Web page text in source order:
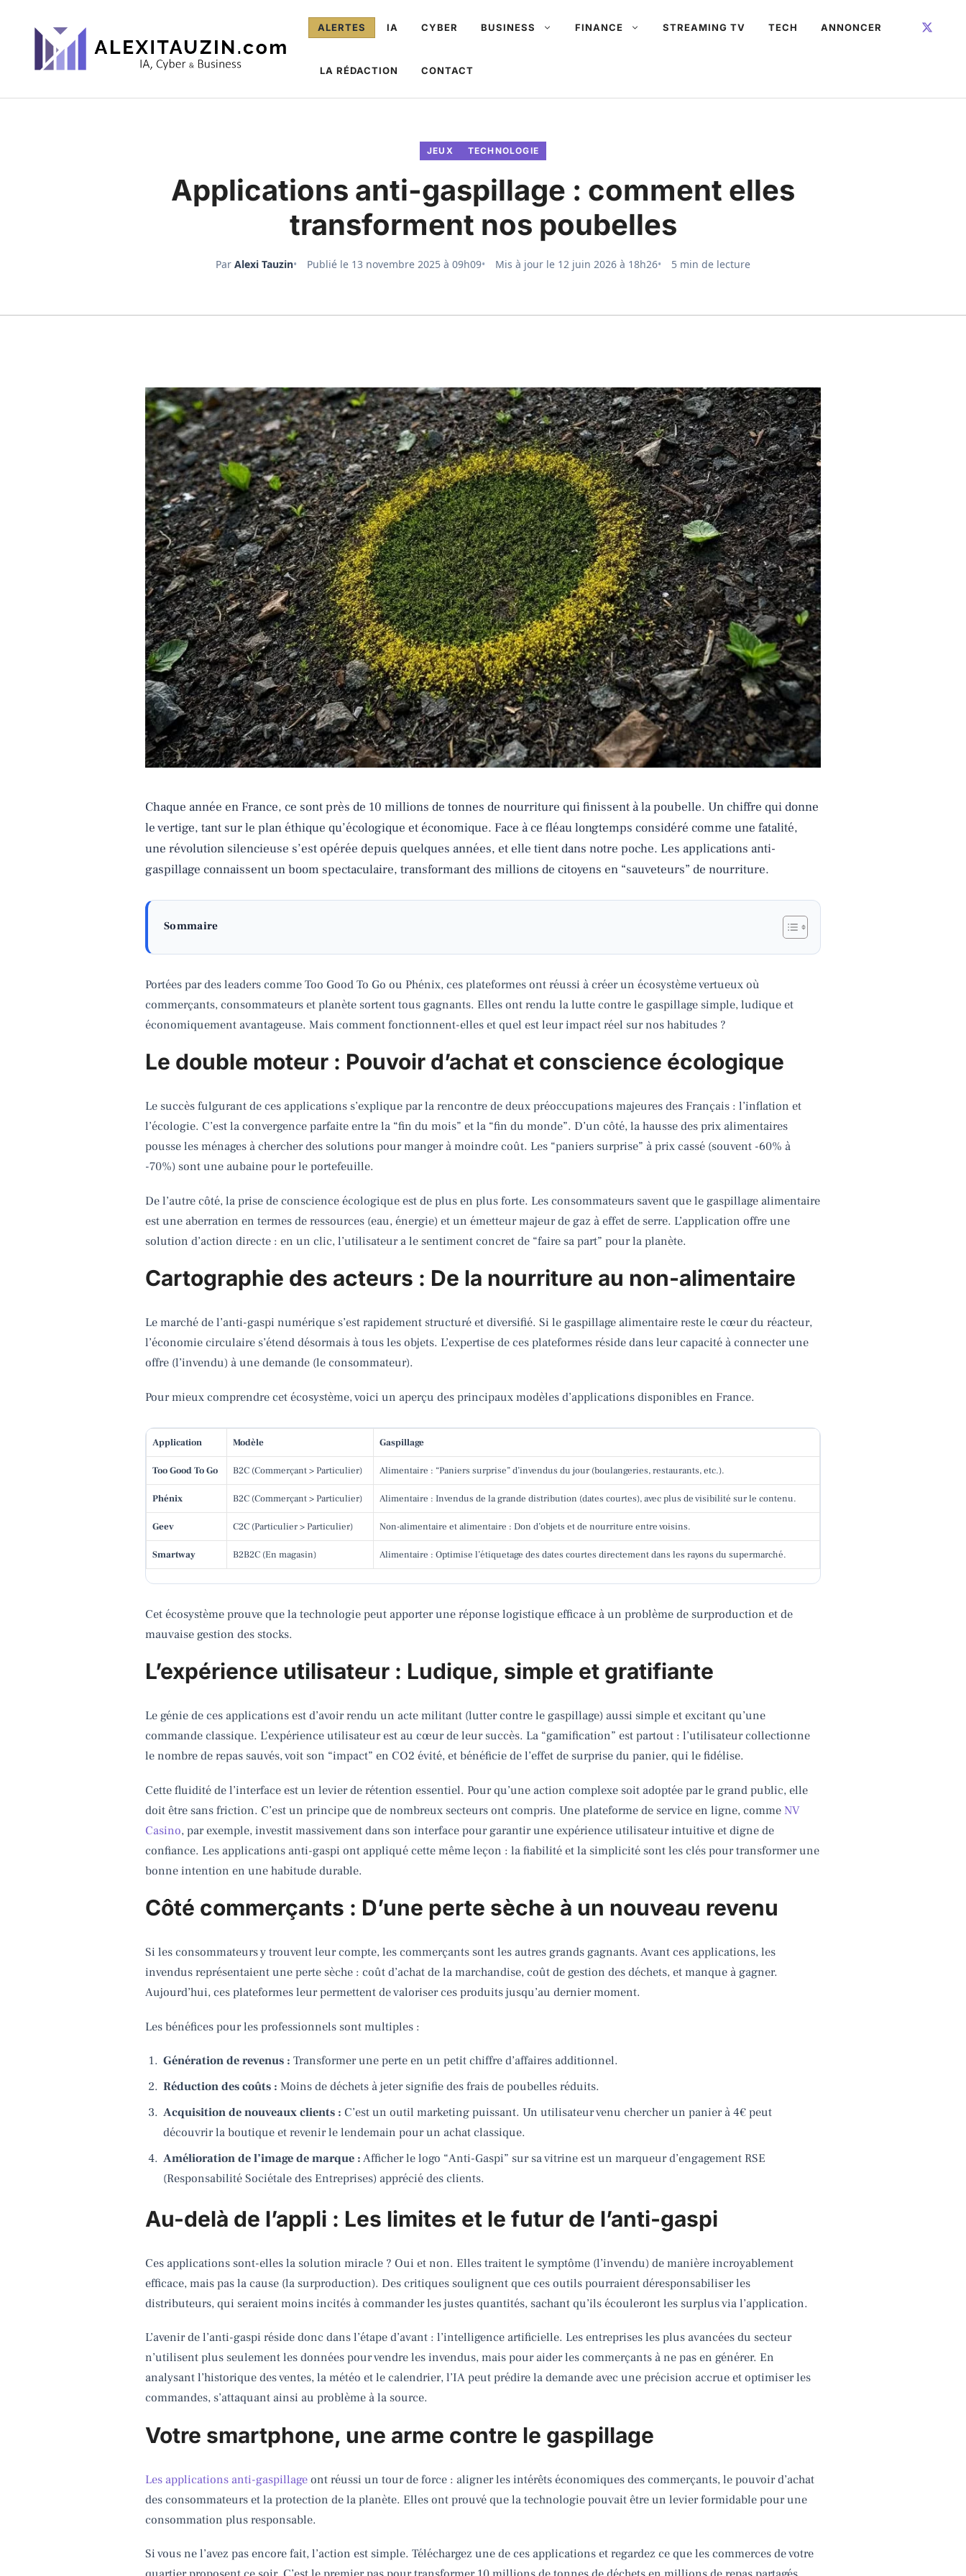
contenu
ALERTES IA CYBER BUSINESS FINANCE STREAMING TV TECH ANNONCER
LA RÉDACTION CONTACT
JEUX TECHNOLOGIE
Applications anti-gaspillage : comment elles
transforment nos poubelles
Par Alexi Tauzin Publié le 13 novembre 2025 à 09h09 Mis à jour le 12 juin 2026 à 18h26 5 min de lecture
Chaque année en France, ce sont près de 10 millions de tonnes de nourriture qui finissent à la poubelle. Un chiffre qui donne
le vertige, tant sur le plan éthique qu’écologique et économique. Face à ce fléau longtemps considéré comme une fatalité,
une révolution silencieuse s’est opérée depuis quelques années, et elle tient dans notre poche. Les applications anti-
gaspillage connaissent un boom spectaculaire, transformant des millions de citoyens en “sauveteurs” de nourriture.
Sommaire
Portées par des leaders comme Too Good To Go ou Phénix, ces plateformes ont réussi à créer un écosystème vertueux où
commerçants, consommateurs et planète sortent tous gagnants. Elles ont rendu la lutte contre le gaspillage simple, ludique et
économiquement avantageuse. Mais comment fonctionnent-elles et quel est leur impact réel sur nos habitudes ?
Le double moteur : Pouvoir d’achat et conscience écologique
Le succès fulgurant de ces applications s’explique par la rencontre de deux préoccupations majeures des Français : l’inflation et
l’écologie. C’est la convergence parfaite entre la “fin du mois” et la “fin du monde”. D’un côté, la hausse des prix alimentaires
pousse les ménages à chercher des solutions pour manger à moindre coût. Les “paniers surprise” à prix cassé (souvent -60% à
-70%) sont une aubaine pour le portefeuille.
De l’autre côté, la prise de conscience écologique est de plus en plus forte. Les consommateurs savent que le gaspillage alimentaire
est une aberration en termes de ressources (eau, énergie) et un émetteur majeur de gaz à effet de serre. L’application offre une
solution d’action directe : en un clic, l’utilisateur a le sentiment concret de “faire sa part” pour la planète.
Cartographie des acteurs : De la nourriture au non-alimentaire
Le marché de l’anti-gaspi numérique s’est rapidement structuré et diversifié. Si le gaspillage alimentaire reste le cœur du réacteur,
l’économie circulaire s’étend désormais à tous les objets. L’expertise de ces plateformes réside dans leur capacité à connecter une
offre (l’invendu) à une demande (le consommateur).
Pour mieux comprendre cet écosystème, voici un aperçu des principaux modèles d’applications disponibles en France.
Application Modèle Gaspillage
Too Good To Go B2C (Commerçant > Particulier) Alimentaire : “Paniers surprise” d’invendus du jour (boulangeries, restaurants, etc.).
Phénix B2C (Commerçant > Particulier) Alimentaire : Invendus de la grande distribution (dates courtes), avec plus de visibilité sur le contenu.
Geev C2C (Particulier > Particulier) Non-alimentaire et alimentaire : Don d’objets et de nourriture entre voisins.
Smartway B2B2C (En magasin) Alimentaire : Optimise l’étiquetage des dates courtes directement dans les rayons du supermarché.
Cet écosystème prouve que la technologie peut apporter une réponse logistique efficace à un problème de surproduction et de
mauvaise gestion des stocks.
L’expérience utilisateur : Ludique, simple et gratifiante
Le génie de ces applications est d’avoir rendu un acte militant (lutter contre le gaspillage) aussi simple et excitant qu’une
commande classique. L’expérience utilisateur est au cœur de leur succès. La “gamification” est partout : l’utilisateur collectionne
le nombre de repas sauvés, voit son “impact” en CO2 évité, et bénéficie de l’effet de surprise du panier, qui le fidélise.
Cette fluidité de l’interface est un levier de rétention essentiel. Pour qu’une action complexe soit adoptée par le grand public, elle
doit être sans friction. C’est un principe que de nombreux secteurs ont compris. Une plateforme de service en ligne, commeNV
Casino, par exemple, investit massivement dans son interface pour garantir une expérience utilisateur intuitive et digne de
confiance. Les applications anti-gaspi ont appliqué cette même leçon : la fiabilité et la simplicité sont les clés pour transformer une
bonne intention en une habitude durable.
Côté commerçants : D’une perte sèche à un nouveau revenu
Si les consommateurs y trouvent leur compte, les commerçants sont les autres grands gagnants. Avant ces applications, les
invendus représentaient une perte sèche : coût d’achat de la marchandise, coût de gestion des déchets, et manque à gagner.
Aujourd’hui, ces plateformes leur permettent de valoriser ces produits jusqu’au dernier moment.
Les bénéfices pour les professionnels sont multiples :
Génération de revenus : Transformer une perte en un petit chiffre d’affaires additionnel.
Réduction des coûts : Moins de déchets à jeter signifie des frais de poubelles réduits.
Acquisition de nouveaux clients : C’est un outil marketing puissant. Un utilisateur venu chercher un panier à 4€ peut
découvrir la boutique et revenir le lendemain pour un achat classique.
Amélioration de l’image de marque :Afficher le logo “Anti-Gaspi” sur sa vitrine est un marqueur d’engagement RSE
(Responsabilité Sociétale des Entreprises) apprécié des clients.
Au-delà de l’appli : Les limites et le futur de l’anti-gaspi
Ces applications sont-elles la solution miracle ? Oui et non. Elles traitent le symptôme (l’invendu) de manière incroyablement
efficace, mais pas la cause (la surproduction). Des critiques soulignent que ces outils pourraient déresponsabiliser les
distributeurs, qui seraient moins incités à commander les justes quantités, sachant qu’ils écouleront les surplus via l’application.
L’avenir de l’anti-gaspi réside donc dans l’étape d’avant : l’intelligence artificielle. Les entreprises les plus avancées du secteur
n’utilisent plus seulement les données pour vendre les invendus, mais pour aider les commerçants à ne pas en générer. En
analysant l’historique des ventes, la météo et le calendrier, l’IA peut prédire la demande avec une précision accrue et optimiser les
commandes, s’attaquant ainsi au problème à la source.
Votre smartphone, une arme contre le gaspillage
Les applications anti-gaspillageont réussi un tour de force : aligner les intérêts économiques des commerçants, le pouvoir d’achat
des consommateurs et la protection de la planète. Elles ont prouvé que la technologie pouvait être un levier formidable pour une
consommation plus responsable.
Si vous ne l’avez pas encore fait, l’action est simple. Téléchargez une de ces applications et regardez ce que les commerces de votre